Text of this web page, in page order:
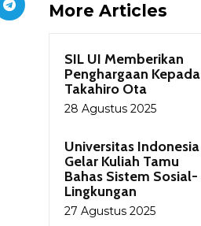
More Articles
SIL UI Memberikan
Penghargaan Kepada
Takahiro Ota
28 Agustus 2025
Universitas Indonesia
Gelar Kuliah Tamu
Bahas Sistem Sosial-
Lingkungan
27 Agustus 2025